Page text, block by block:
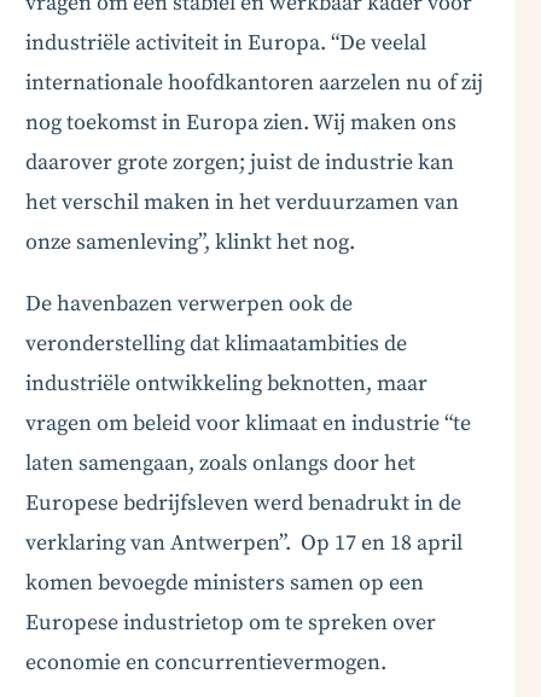
industriële activiteit in Europa. “De veelal
internationale hoofdkantoren aarzelen nu of zij
nog toekomst in Europa zien. Wij maken ons
daarover grote zorgen; juist de industrie kan
het verschil maken in het verduurzamen van
onze samenleving”, klinkt het nog.
De havenbazen verwerpen ook de
veronderstelling dat klimaatambities de
industriële ontwikkeling beknotten, maar
vragen om beleid voor klimaat en industrie “te
laten samengaan, zoals onlangs door het
Europese bedrijfsleven werd benadrukt in de
verklaring van Antwerpen”. Op 17 en 18 april
komen bevoegde ministers samen op een
Europese industrietop om te spreken over
economie en concurrentievermogen.